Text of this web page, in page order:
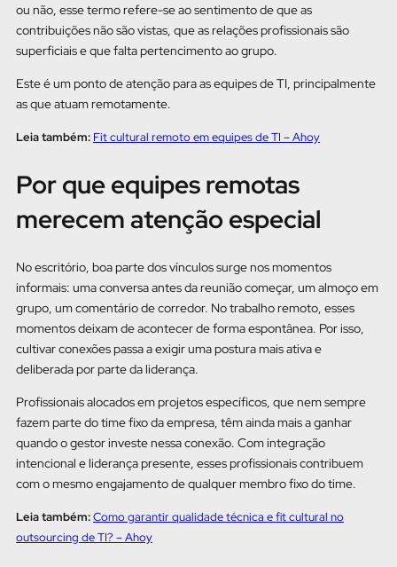
ou não, esse termo refere-se ao sentimento de que as
contribuições não são vistas, que as relações profissionais são
superficiais e que falta pertencimento ao grupo.
Este é um ponto de atenção para as equipes de TI, principalmente
as que atuam remotamente.
Leia também: Fit cultural remoto em equipes de TI – Ahoy
Por que equipes remotas
merecem atenção especial
No escritório, boa parte dos vínculos surge nos momentos
informais: uma conversa antes da reunião começar, um almoço em
grupo, um comentário de corredor. No trabalho remoto, esses
momentos deixam de acontecer de forma espontânea. Por isso,
cultivar conexões passa a exigir uma postura mais ativa e
deliberada por parte da liderança.
Profissionais alocados em projetos específicos, que nem sempre
fazem parte do time fixo da empresa, têm ainda mais a ganhar
quando o gestor investe nessa conexão. Com integração
intencional e liderança presente, esses profissionais contribuem
com o mesmo engajamento de qualquer membro fixo do time.
Leia também:Como garantir qualidade técnica e fit cultural no
outsourcing de TI? – Ahoy